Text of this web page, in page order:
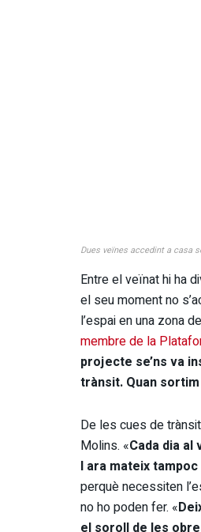
Dues veïnes accedint a casa
Entre el veïnat hi ha
el seu moment no
l’espai en una zona
membre de la
projecte se’ns va
trànsit. Quan
De les cues de
Molins. «Cada dia
I ara mateix
perquè necessiten
no ho poden fer. «
el soroll de les